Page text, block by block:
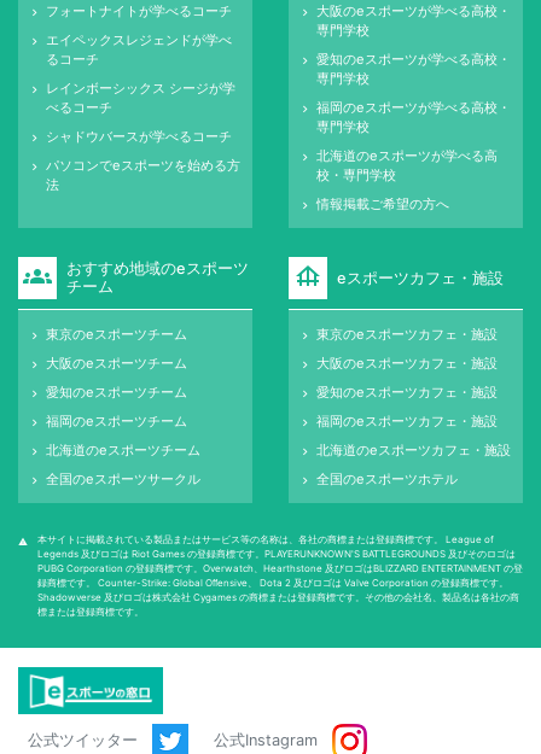
keyboard_arrow_right フォートナイトが学べるコーチ
keyboard_arrow_right
エイペックスレジェンドが学べ
るコーチ
keyboard_arrow_right
レインボーシックス シージが学
べるコーチ
keyboard_arrow_right シャドウバースが学べるコーチ
keyboard_arrow_right
パソコンでeスポーツを始める方
法
keyboard_arrow_right
大阪のeスポーツが学べる高校・
専門学校
keyboard_arrow_right
愛知のeスポーツが学べる高校・
専門学校
keyboard_arrow_right
福岡のeスポーツが学べる高校・
専門学校
keyboard_arrow_right
北海道のeスポーツが学べる高
校・専門学校
keyboard_arrow_right 情報掲載ご希望の方へ
groups
おすすめ地域のeスポーツ
チーム
keyboard_arrow_right 東京のeスポーツチーム
keyboard_arrow_right 大阪のeスポーツチーム
keyboard_arrow_right 愛知のeスポーツチーム
keyboard_arrow_right 福岡のeスポーツチーム
keyboard_arrow_right 北海道のeスポーツチーム
keyboard_arrow_right 全国のeスポーツサークル
foundation eスポーツカフェ・施設
keyboard_arrow_right 東京のeスポーツカフェ・施設
keyboard_arrow_right 大阪のeスポーツカフェ・施設
keyboard_arrow_right 愛知のeスポーツカフェ・施設
keyboard_arrow_right 福岡のeスポーツカフェ・施設
keyboard_arrow_right 北海道のeスポーツカフェ・施設
keyboard_arrow_right 全国のeスポーツホテル
warning
本サイトに掲載されている製品またはサービス等の名称は、各社の商標または登録商標です。 League of
Legends 及びロゴは Riot Games の登録商標です。PLAYERUNKNOWN'S BATTLEGROUNDS 及びそのロゴは
PUBG Corporation の登録商標です。Overwatch、Hearthstone 及びロゴはBLIZZARD ENTERTAINMENT の登
録商標です。 Counter-Strike: Global Oﬀensive、 Dota 2 及びロゴは Valve Corporation の登録商標です。
Shadowverse 及びロゴは株式会社 Cygames の商標または登録商標です。その他の会社名、製品名は各社の商
標または登録商標です。
公式ツイッター 公式Instagram